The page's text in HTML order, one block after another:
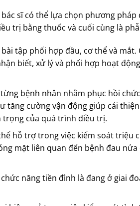
sĩ có thể lựa chọn phương
trị bằng thuốc và cuối cùng là
tập phối hợp đầu, cơ thể và mắt.
biết, xử lý và phối hợp hoạt
bệnh nhân nhằm phục hồi
tăng cường vận động giúp cải
trọng của quá trình điều trị.
hỗ trợ trong việc kiểm soát triệu
mặt liên quan đến bệnh đau nửa
năng tiền đình là đang ở giai